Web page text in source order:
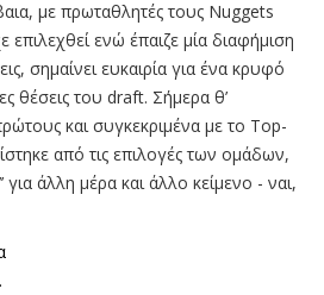
με πρωταθλητές τους Nuggets
ενώ έπαιζε μία διαφήμιση
σημαίνει ευκαιρία για ένα κρυφό
θέσεις του draft. Σήμερα θ’
και συγκεκριμένα με το Top-
από τις επιλογές των ομάδων,
για άλλη μέρα και άλλο κείμενο - ναι,